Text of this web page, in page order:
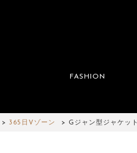
FASHION
365日Vゾーン Gジャン型ジャケッ